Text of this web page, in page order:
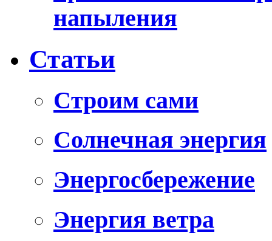
напыления
Статьи
Cтроим сами
Солнечная энергия
Энергосбережение
Энергия ветра